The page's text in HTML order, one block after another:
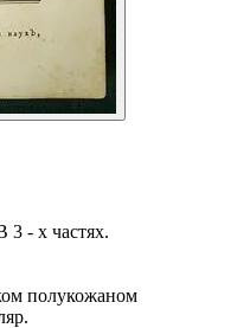
3 - х частях.
полукожаном